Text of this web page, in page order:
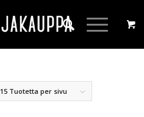
15 Tuotetta per sivu